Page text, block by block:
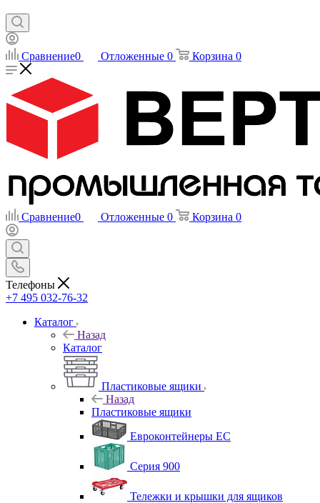
Сравнение0 Отложенные 0 Корзина 0
Сравнение0 Отложенные 0 Корзина 0
Телефоны
+7 495 032-76-32
Каталог
Назад
Каталог
Пластиковые ящики
Назад
Пластиковые ящики
Евроконтейнеры ЕС
Серия 900
Тележки и крышки для ящиков